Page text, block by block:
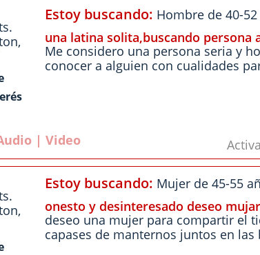
,
Estoy buscando: Hombre de 40-
una latina solita,buscando persona
Me considero una persona seria y
conocer a alguien con cualidades
| Video
,
Estoy buscando: Mujer de 45-55
onesto y desinteresado deseo
deseo una mujer para compartir el
capases de manternos juntos en las